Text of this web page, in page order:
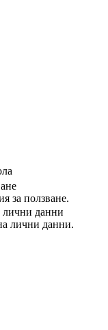
за ползване.
лични данни
лични данни.